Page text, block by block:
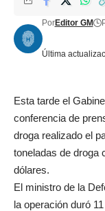
Última
PorEditor GM
Esta tarde el
conferencia de
droga realizado el
toneladas de droga
dólares.
El ministro de la
la operación duró